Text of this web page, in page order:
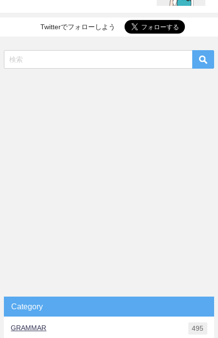
Twitterでフォローしよう
Category
GRAMMAR 495